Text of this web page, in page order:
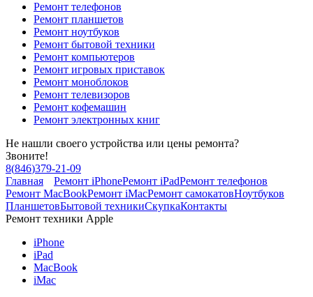
Ремонт телефонов
Ремонт планшетов
Ремонт ноутбуков
Ремонт бытовой техники
Ремонт компьютеров
Ремонт игровых приставок
Ремонт моноблоков
Ремонт телевизоров
Ремонт кофемашин
Ремонт электронных книг
Не нашли своего устройства или цены ремонта?
Звоните!
8(846)379-21-09
Главная
Ремонт iPhoneРемонт iPadРемонт телефонов
Ремонт MacBookРемонт iMacРемонт самокатовНоутбуков
ПланшетовБытовой техникиСкупкаКонтакты
Ремонт техники Apple
iPhone
iPad
MacBook
iMac